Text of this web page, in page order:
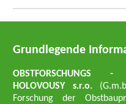
Grundlegende
OBSTFORSCHUNGS -
HOLOVOUSY s.r.o.
Forschung der